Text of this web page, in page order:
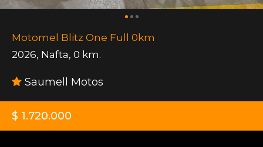
Motomel Blitz One Full 0km
2026, Nafta, 0 km.
Saumell Motos
$ 1.720.000